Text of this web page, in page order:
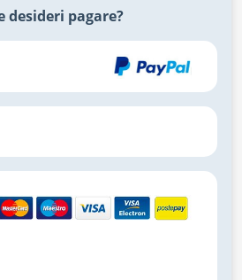
desideri pagare?